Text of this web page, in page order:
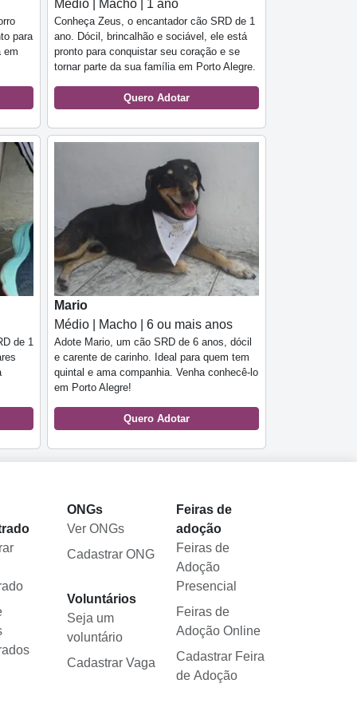
para
em
Médio | Macho | 1 ano
Conheça Zeus, o encantador cão SRD de 1
ano. Dócil, brincalhão e sociável, ele está
pronto para conquistar seu coração e se
tornar parte da sua família em Porto Alegre.
Quero Adotar
de 1
Mario
Médio | Macho | 6 ou mais anos
Adote Mario, um cão SRD de 6 anos, dócil
e carente de carinho. Ideal para quem tem
quintal e ama companhia. Venha conhecê-lo
em Porto Alegre!
Quero Adotar
ONGs
Ver ONGs
Cadastrar ONG
Voluntários
Seja um
voluntário
Cadastrar Vaga
Feiras de
adoção
Feiras de
Adoção
Presencial
Feiras de
Adoção Online
Cadastrar Feira
de Adoção